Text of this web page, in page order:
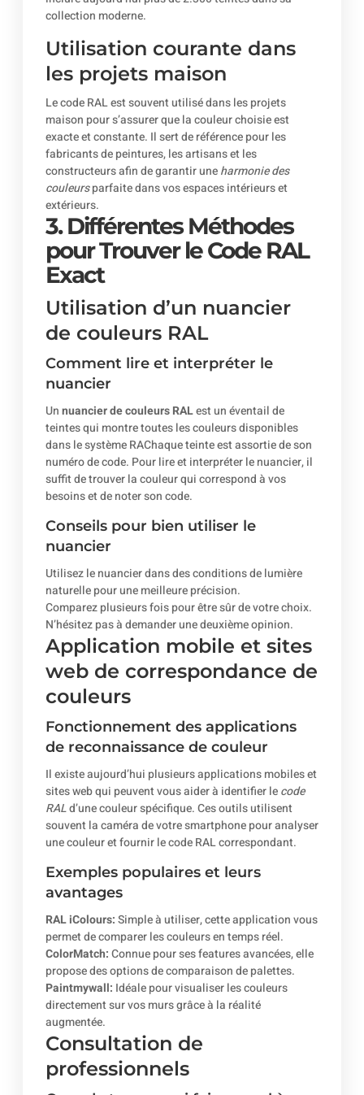
collection moderne.
Utilisation courante dans
les projets maison
Le code RAL est souvent utilisé dans les projets
maison pour s’assurer que la couleur choisie est
exacte et constante. Il sert de référence pour les
fabricants de peintures, les artisans et les
constructeurs afin de garantir uneharmonie des
couleursparfaite dans vos espaces intérieurs et
extérieurs.
3. Différentes Méthodes
pour Trouver le Code RAL
Exact
Utilisation d’un nuancier
de couleurs RAL
Comment lire et interpréter le
nuancier
Unnuancier de couleurs RALest un éventail de
teintes qui montre toutes les couleurs disponibles
dans le système RAChaque teinte est assortie de son
numéro de code. Pour lire et interpréter le nuancier, il
suffit de trouver la couleur qui correspond à vos
besoins et de noter son code.
Conseils pour bien utiliser le
nuancier
Utilisez le nuancier dans des conditions de lumière
naturelle pour une meilleure précision.
Comparez plusieurs fois pour être sûr de votre choix.
N’hésitez pas à demander une deuxième opinion.
Application mobile et sites
web de correspondance de
couleurs
Fonctionnement des applications
de reconnaissance de couleur
Il existe aujourd’hui plusieurs applications mobiles et
sites web qui peuvent vous aider à identifier lecode
RALd’une couleur spécifique. Ces outils utilisent
souvent la caméra de votre smartphone pour analyser
une couleur et fournir le code RAL correspondant.
Exemples populaires et leurs
avantages
RAL iColours:Simple à utiliser, cette application vous
permet de comparer les couleurs en temps réel.
ColorMatch:Connue pour ses features avancées, elle
propose des options de comparaison de palettes.
Paintmywall: Idéale pour visualiser les couleurs
directement sur vos murs grâce à la réalité
augmentée.
Consultation de
professionnels